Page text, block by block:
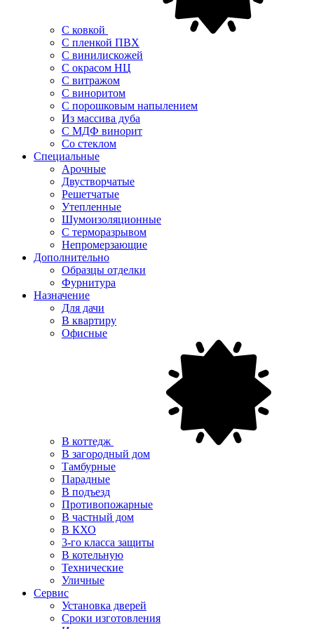
С ковкой
С пленкой ПВХ
С винилискожей
С окрасом НЦ
С витражом
С виноритом
С порошковым напылением
Из массива дуба
С МДФ винорит
Со стеклом
Специальные
Арочные
Двустворчатые
Решетчатые
Утепленные
Шумоизоляционные
С терморазрывом
Непромерзающие
Дополнительно
Образцы отделки
Фурнитура
Назначение
Для дачи
В квартиру
Офисные
В коттедж
В загородный дом
Тамбурные
Парадные
В подъезд
Противопожарные
В частный дом
В КХО
3-го класса защиты
В котельную
Технические
Уличные
Сервис
Установка дверей
Сроки изготовления